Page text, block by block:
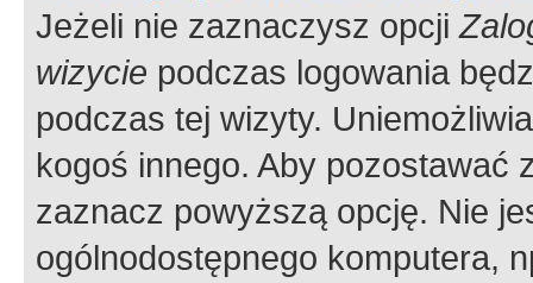
Jeżeli nie zaznaczysz opcji
wizycie podczas logowania
podczas tej wizyty.
kogoś innego. Aby pozostawać
zaznacz powyższą opcję. Nie
ogólnodostępnego komputera,